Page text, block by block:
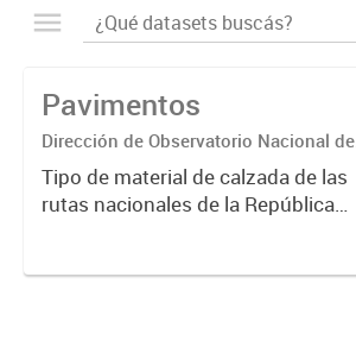
Pavimentos
Dirección de Observatorio Nacional de
Transporte
Tipo de material de calzada de las
rutas nacionales de la República
2019.